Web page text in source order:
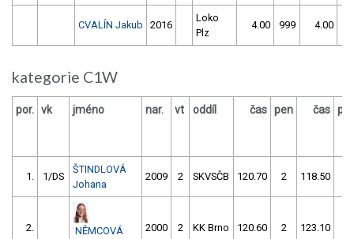
CVALÍN Jakub 2016
Loko
Plz
4.00 999 4.00
kategorie C1W
por. vk jméno nar. vt oddíl čas pen čas
1. 1/DS
ŠTINDLOVÁ
Johana
2009 2 SKVSČB 120.70 2 118.50
2.
NĚMCOVÁ
2000 2 KK Brno 120.60 2 123.10